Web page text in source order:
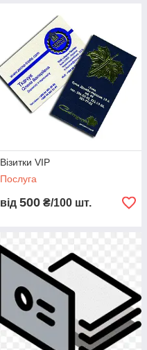
Візитки VIP
Послуга
від 500 ₴/100 шт.